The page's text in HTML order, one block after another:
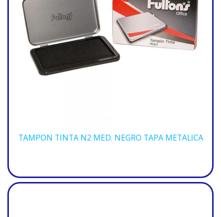
TAMPON TINTA N2 MED. NEGRO TAPA METALICA